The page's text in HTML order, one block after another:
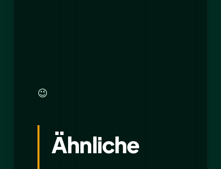
😉
Ähnliche